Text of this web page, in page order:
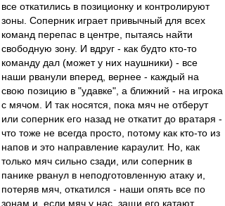
все откатились в позиционку и контролируют
зоны. Соперник играет привычный для всех
команд перепас в центре, пытаясь найти
свободную зону. И вдруг - как будто кто-то
команду дал (может у них наушники) - все
наши рванули вперед, вернее - каждый на
свою позицию в "удавке", а ближний - на игрока
с мячом. И так носятся, пока мяч не отберут
или соперник его назад не откатит до вратаря -
что тоже не всегда просто, потому как кто-то из
напов и это направление караулит. Но, как
только мяч сильно сзади, или соперник в
панике рванул в неподготовленную атаку и,
потеряв мяч, откатился - наши опять все по
зонам и, если мяч у нас, защи его катают